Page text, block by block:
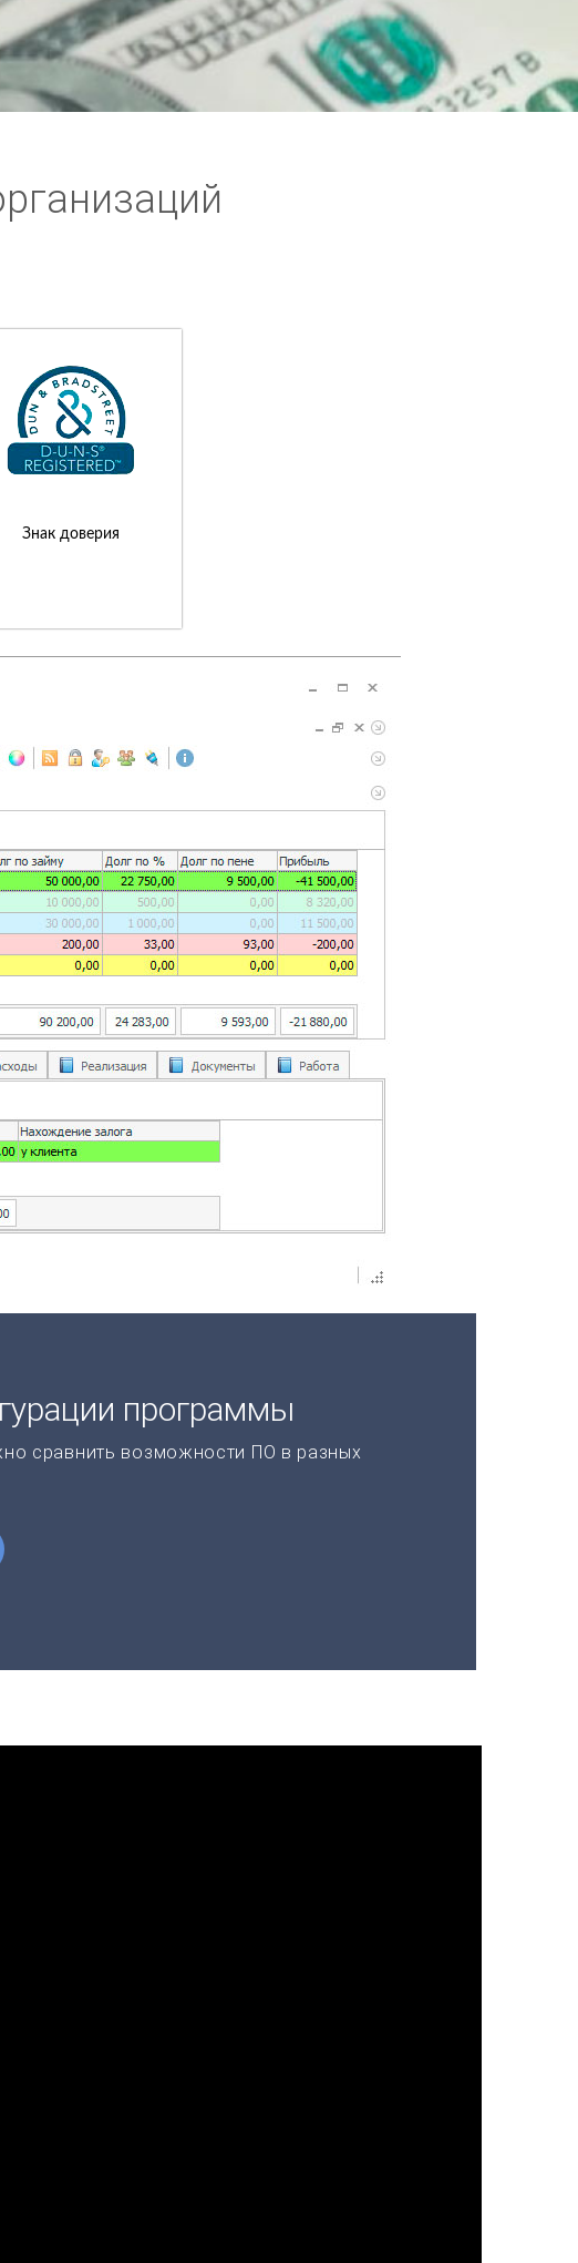
Знак доверия
программы
сравнить возможности ПО в разных